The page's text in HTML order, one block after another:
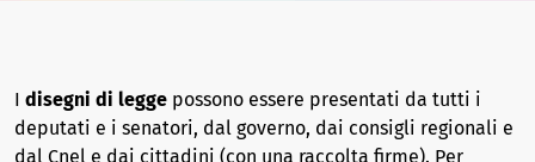
I disegni di legge possono essere presentati da tutti i
deputati e i senatori, dal governo, dai consigli regionali e
dal Cnel e dai cittadini (con una raccolta firme). Per